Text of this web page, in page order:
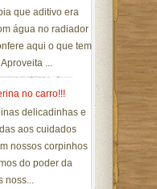
que aditivo era
água no radiador
aqui o que tem
...
no carro!!!
delicadinhas e
aos cuidados
nossos corpinhos
do poder da
noss...